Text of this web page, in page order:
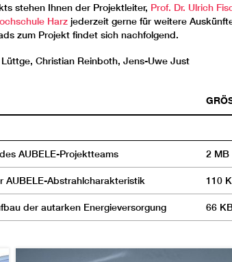
stehen Ihnen der Projektleiter, Prof. Dr. Ulrich
Harz jederzeit gerne für weitere
zum Projekt findet sich nachfolgend.
Christian Reinboth, Jens-Uwe Just
AUBELE-Projektteams 2 MB
AUBELE-Abstrahlcharakteristik 110
der autarken Energieversorgung 66